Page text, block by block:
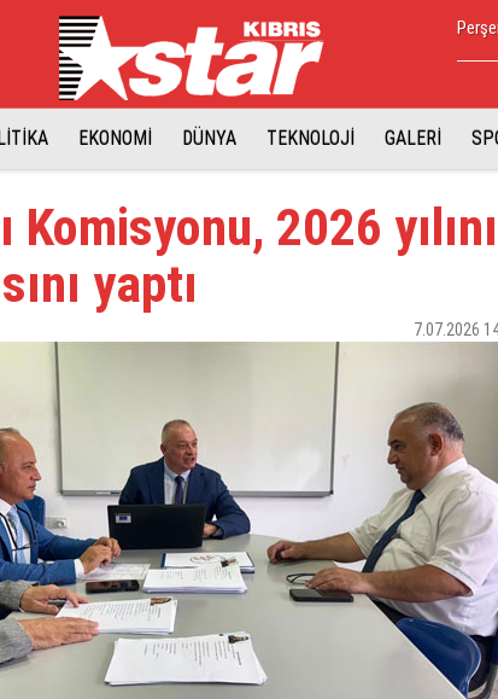
EKONOMİ DÜNYA TEKNOLOJİ GALERİ
Komisyonu, 2026
yaptı
7.07.2026